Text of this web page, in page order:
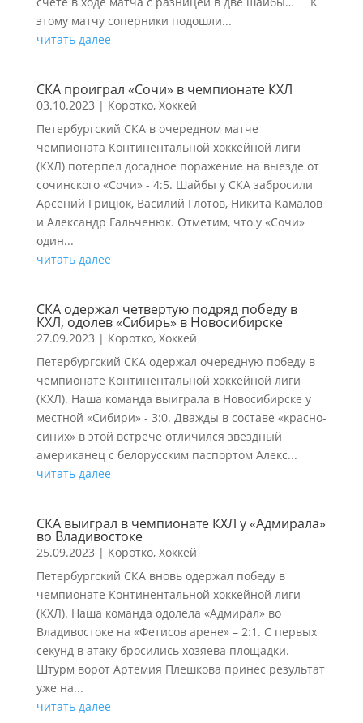
этому матчу соперники подошли...
читать далее
СКА проиграл «Сочи» в чемпионате КХЛ
03.10.2023 | Коротко, Хоккей
Петербургский СКА в очередном матче
чемпионата Континентальной хоккейной лиги
(КХЛ) потерпел досадное поражение на выезде от
сочинского «Сочи» - 4:5. Шайбы у СКА забросили
Арсений Грицюк, Василий Глотов, Никита Камалов
и Александр Гальченюк. Отметим, что у «Сочи»
один...
читать далее
СКА одержал четвертую подряд победу в
КХЛ, одолев «Сибирь» в Новосибирске
27.09.2023 | Коротко, Хоккей
Петербургский СКА одержал очередную победу в
чемпионате Континентальной хоккейной лиги
(КХЛ). Наша команда выиграла в Новосибирске у
местной «Сибири» - 3:0. Дважды в составе «красно-
синих» в этой встрече отличился звездный
американец с белорусским паспортом Алекс...
читать далее
СКА выиграл в чемпионате КХЛ у «Адмирала»
во Владивостоке
25.09.2023 | Коротко, Хоккей
Петербургский СКА вновь одержал победу в
чемпионате Континентальной хоккейной лиги
(КХЛ). Наша команда одолела «Адмирал» во
Владивостоке на «Фетисов арене» – 2:1. С первых
секунд в атаку бросились хозяева площадки.
Штурм ворот Артемия Плешкова принес результат
уже на...
читать далее